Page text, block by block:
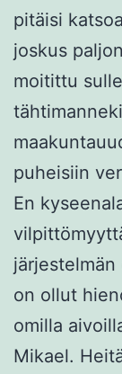
pitäisi
joskus
moitittu
puheisiin
En
on ollut
omilla
Mikael.